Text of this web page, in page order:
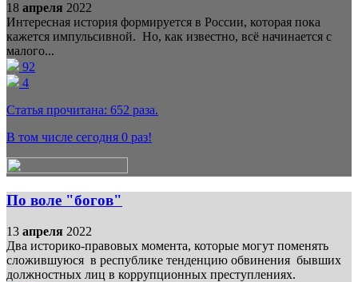
18 апреля 2022
Интересная история формируется в России, которая пока
кажется импульсивной. Но, как известно, всё начинается с
малого...
92
4
Статья прочитана: 652 раза.
В том числе сегодня 0 раз!
По воле "богов"
13 апреля 2022
Два историко-правовых момента, которые могут поменять
сложившуюся в республике тенденцию обвинения бывших
должностных лиц в коррупционных преступлениях.